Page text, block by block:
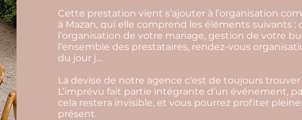
Cette prestation vient s’ajouter à l’organisation
à Mazan, qui elle comprend les éléments suivants :
l’organisation de votre mariage, gestion de votre
l’ensemble des prestataires, rendez-vous
du jour j…
La devise de notre agence c'est de toujours
L’imprévu fait partie intégrante d’un événement,
cela restera invisible, et vous pourrez profiter
présent.